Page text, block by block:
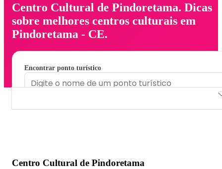
Centro Cultural de Pindoretama. Dicas
sobre melhores centros culturais em
Pindoretama - CE.
Encontrar ponto turístico
Centro Cultural de Pindoretama